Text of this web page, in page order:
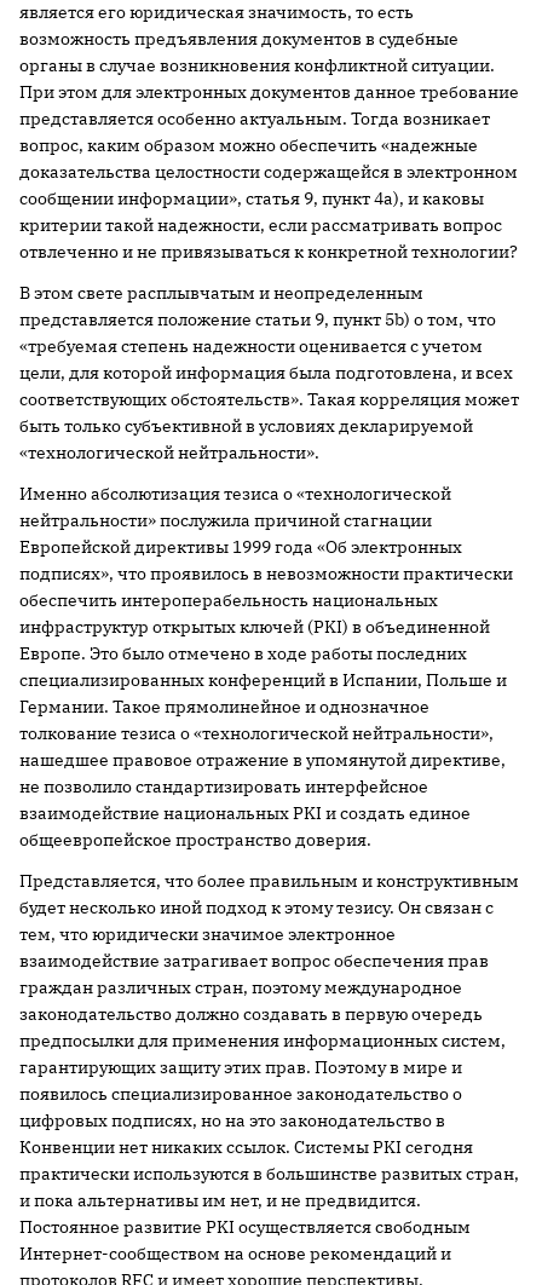
является его юридическая значимость, то есть
возможность предъявления документов в судебные
органы в случае возникновения конфликтной ситуации.
При этом для электронных документов данное требование
представляется особенно актуальным. Тогда возникает
вопрос, каким образом можно обеспечить «надежные
доказательства целостности содержащейся в электронном
сообщении информации», статья 9, пункт 4а), и каковы
критерии такой надежности, если рассматривать вопрос
отвлеченно и не привязываться к конкретной технологии?
В этом свете расплывчатым и неопределенным
представляется положение статьи 9, пункт 5b) о том, что
«требуемая степень надежности оценивается с учетом
цели, для которой информация была подготовлена, и всех
соответствующих обстоятельств». Такая корреляция может
быть только субъективной в условиях декларируемой
«технологической нейтральности».
Именно абсолютизация тезиса о «технологической
нейтральности» послужила причиной стагнации
Европейской директивы 1999 года «Об электронных
подписях», что проявилось в невозможности практически
обеспечить интероперабельность национальных
инфраструктур открытых ключей (PKI) в объединенной
Европе. Это было отмечено в ходе работы последних
специализированных конференций в Испании, Польше и
Германии. Такое прямолинейное и однозначное
толкование тезиса о «технологической нейтральности»,
нашедшее правовое отражение в упомянутой директиве,
не позволило стандартизировать интерфейсное
взаимодействие национальных PKI и создать единое
общеевропейское пространство доверия.
Представляется, что более правильным и конструктивным
будет несколько иной подход к этому тезису. Он связан с
тем, что юридически значимое электронное
взаимодействие затрагивает вопрос обеспечения прав
граждан различных стран, поэтому международное
законодательство должно создавать в первую очередь
предпосылки для применения информационных систем,
гарантирующих защиту этих прав. Поэтому в мире и
появилось специализированное законодательство о
цифровых подписях, но на это законодательство в
Конвенции нет никаких ссылок. Системы PKI сегодня
практически используются в большинстве развитых стран,
и пока альтернативы им нет, и не предвидится.
Постоянное развитие PKI осуществляется свободным
Интернет-сообществом на основе рекомендаций и
протоколов RFC и имеет хорошие перспективы.